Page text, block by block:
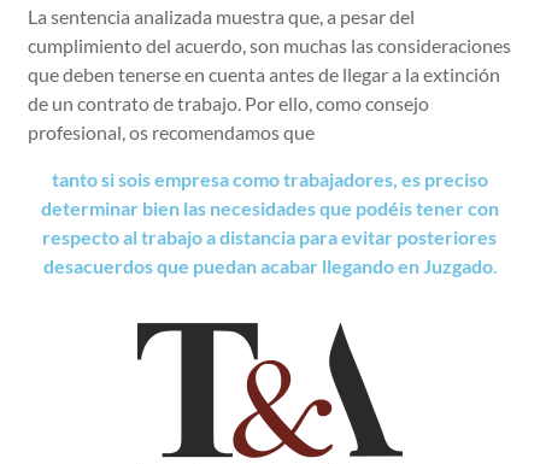
La sentencia analizada muestra que, a pesar del
cumplimiento del acuerdo, son muchas las consideraciones
que deben tenerse en cuenta antes de llegar a la extinción
de un contrato de trabajo. Por ello, como consejo
profesional, os recomendamos que
tanto si sois empresa como trabajadores, es preciso
determinar bien las necesidades que podéis tener con
respecto al trabajo a distancia para evitar posteriores
desacuerdos que puedan acabar llegando en Juzgado.